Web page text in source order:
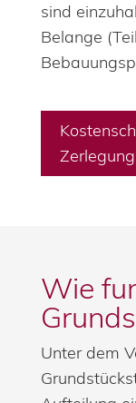
sind
Belange
Wie
Unter dem